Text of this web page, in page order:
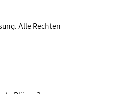
Alle Rechten